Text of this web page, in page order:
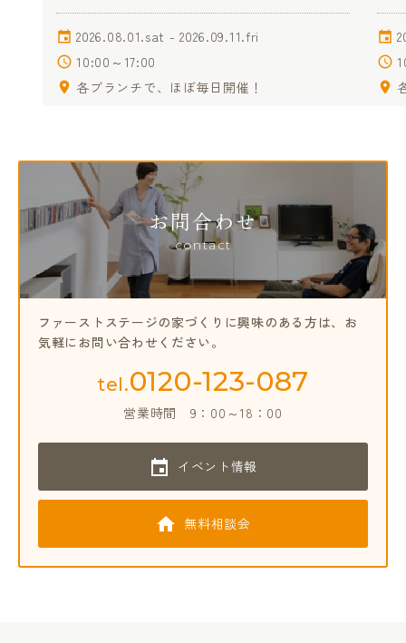
2026.08.01.sat - 2026.09.11.fri
10:00～17:00
各ブランチで、ほぼ毎日開催！
お問合わせ
contact
ファーストステージの家づくりに興味のある方は、 お
気軽にお問い合わせください。
tel.0120-123-087
営業時間 9：00～18：00
イベント情報
無料相談会